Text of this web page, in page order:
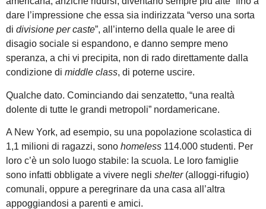
dare l’impressione che essa sia indirizzata “verso una sorta
di divisione per caste”, all’interno della quale le aree di
disagio sociale si espandono, e danno sempre meno
speranza, a chi vi precipita, non di rado direttamente dalla
condizione di middle class, di poterne uscire.
Qualche dato. Cominciando dai senzatetto, “una realtà
dolente di tutte le grandi metropoli” nordamericane.
A New York, ad esempio, su una popolazione scolastica di
1,1 milioni di ragazzi, sono homeless 114.000 studenti. Per
loro c’è un solo luogo stabile: la scuola. Le loro famiglie
sono infatti obbligate a vivere negli shelter(alloggi-rifugio)
comunali, oppure a peregrinare da una casa all’altra
appoggiandosi a parenti e amici.